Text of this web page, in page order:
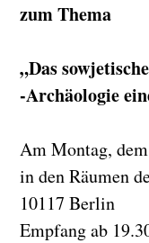
zum Thema
„Das
-Archäologie
Am Montag,
in den Räumen
10117 Berlin
Empfang ab